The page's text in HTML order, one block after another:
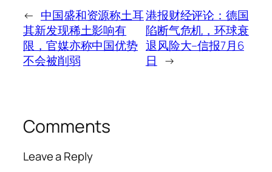
← 中国盛和资源称土耳
其新发现稀土影响有
限，官媒亦称中国优势
不会被削弱
港报财经评论：德国
陷断气危机，环球衰
退风险大–信报7月6
日
→
Comments
Leave a Reply